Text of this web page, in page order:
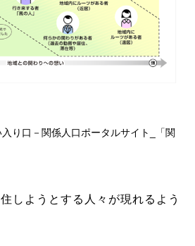
入り口－関係人口ポータルサイト_「関
しようとする人々が現れるよう